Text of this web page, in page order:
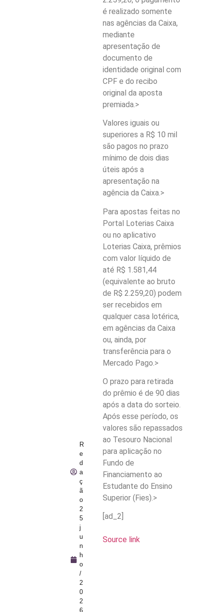
R
e
d
a
ç
ã
o
2
5
j
u
n
h
o
/
2
0
2
6
é realizado somente
nas agências da Caixa,
mediante
apresentação de
documento de
identidade original com
CPF e do recibo
original da aposta
premiada.>
Valores iguais ou
superiores a R$ 10 mil
são pagos no prazo
mínimo de dois dias
úteis após a
apresentação na
agência da Caixa.>
Para apostas feitas no
Portal Loterias Caixa
ou no aplicativo
Loterias Caixa, prêmios
com valor líquido de
até R$ 1.581,44
(equivalente ao bruto
de R$ 2.259,20) podem
ser recebidos em
qualquer casa lotérica,
em agências da Caixa
ou, ainda, por
transferência para o
Mercado Pago.>
O prazo para retirada
do prêmio é de 90 dias
após a data do sorteio.
Após esse período, os
valores são repassados
ao Tesouro Nacional
para aplicação no
Fundo de
Financiamento ao
Estudante do Ensino
Superior (Fies).>
[ad_2]
Source link